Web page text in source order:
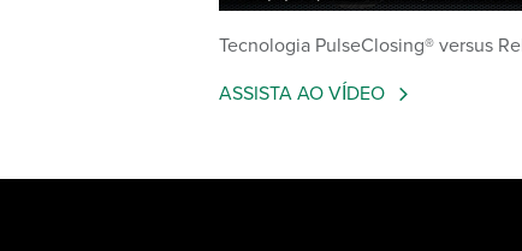
Tecnologia PulseClosing® versus
ASSISTA AO VÍDEO